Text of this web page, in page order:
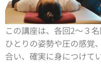
この講座は、各回2～３
ひとりの姿勢や圧の感覚
合い、確実に身につけて